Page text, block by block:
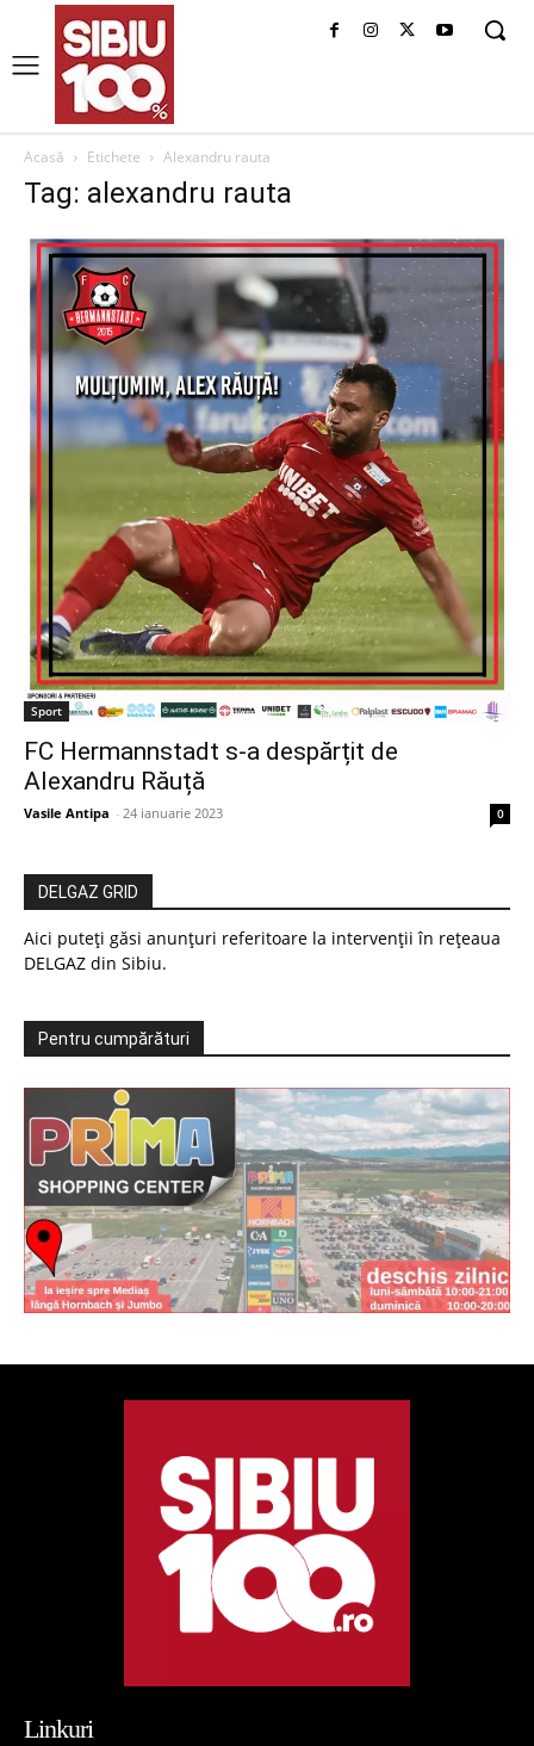
Acasă Etichete Alexandru rauta
Tag: alexandru rauta
Sport
FC Hermannstadt s-a despărțit de
Alexandru Răuță
Vasile Antipa - 24 ianuarie 2023 0
DELGAZ GRID
Aici puteți găsi anunțuri referitoare la intervenții în rețeaua
DELGAZ din Sibiu.
Pentru cumpărături
Linkuri